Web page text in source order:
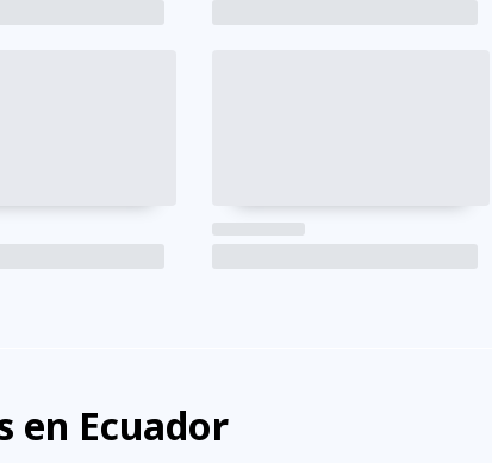
en Ecuador